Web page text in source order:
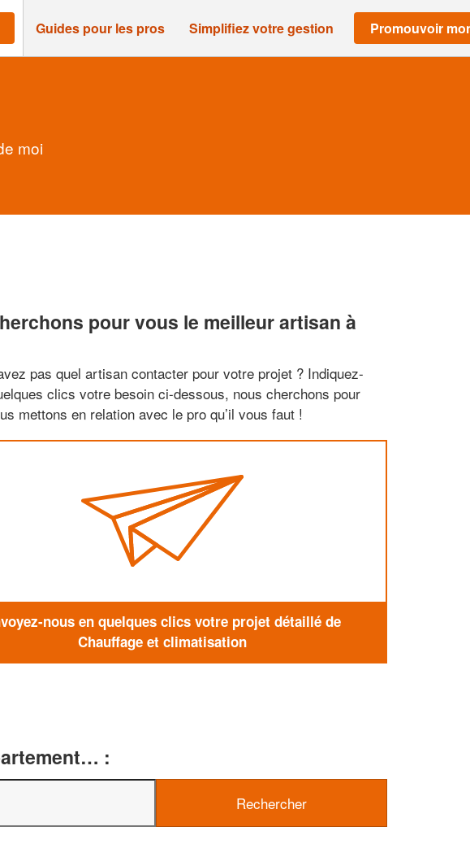
Guides pour les pros Simplifiez votre gestion Promouvoir
moi
pour vous le meilleur artisan à
pas quel artisan contacter pour votre projet ? Indiquez-
clics votre besoin ci-dessous, nous cherchons pour
mettons en relation avec le pro qu’il vous faut !
nous en quelques clics votre projet détaillé de
Chauffage et climatisation
:
✕
Vous êtes un